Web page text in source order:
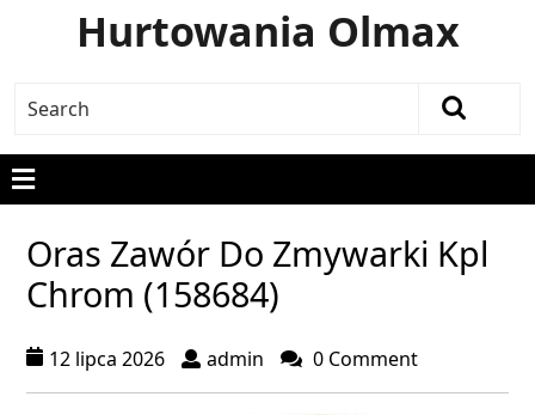
Hurtowania Olmax
Oras Zawór Do Zmywarki Kpl
Chrom (158684)
12 lipca 2026 admin 0 Comment